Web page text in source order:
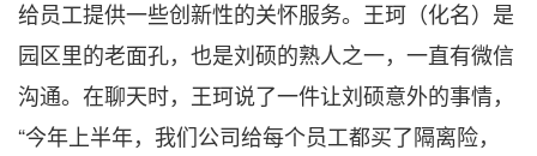
给员工提供一些创新性的关怀服务。王珂（化名）是
园区里的老面孔，也是刘硕的熟人之一，一直有微信
沟通。在聊天时，王珂说了一件让刘硕意外的事情，
“今年上半年，我们公司给每个员工都买了隔离险，